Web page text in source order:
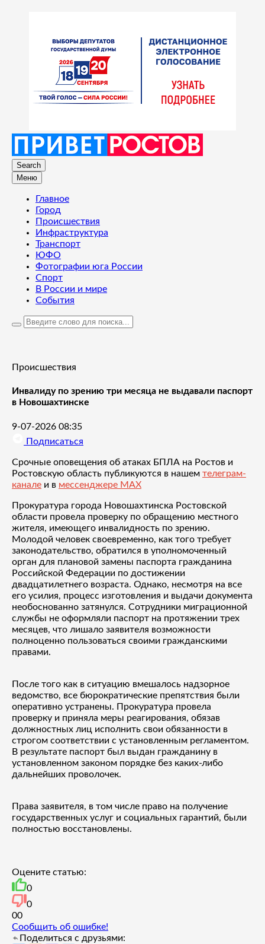
Search
Меню
Главное
Город
Происшествия
Инфраструктура
Транспорт
ЮФО
Фотографии юга России
Спорт
В России и мире
События
Происшествия
Инвалиду по зрению три месяца не выдавали паспорт
в Новошахтинске
9-07-2026 08:35
Подписаться
Срочные оповещения об атаках БПЛА на Ростов и
Ростовскую область публикуются в нашем телеграм-
канале и в мессенджере MAX
Прокуратура города Новошахтинска Ростовской
области провела проверку по обращению местного
жителя, имеющего инвалидность по зрению.
Молодой человек своевременно, как того требует
законодательство, обратился в уполномоченный
орган для плановой замены паспорта гражданина
Российской Федерации по достижении
двадцатилетнего возраста. Однако, несмотря на все
его усилия, процесс изготовления и выдачи документа
необоснованно затянулся. Сотрудники миграционной
службы не оформляли паспорт на протяжении трех
месяцев, что лишало заявителя возможности
полноценно пользоваться своими гражданскими
правами.
После того как в ситуацию вмешалось надзорное
ведомство, все бюрократические препятствия были
оперативно устранены. Прокуратура провела
проверку и приняла меры реагирования, обязав
должностных лиц исполнить свои обязанности в
строгом соответствии с установленным регламентом.
В результате паспорт был выдан гражданину в
установленном законом порядке без каких-либо
дальнейших проволочек.
Права заявителя, в том числе право на получение
государственных услуг и социальных гарантий, были
полностью восстановлены.
Оцените статью:
0
0
00
Сообщить об ошибке!
Поделиться с друзьями: